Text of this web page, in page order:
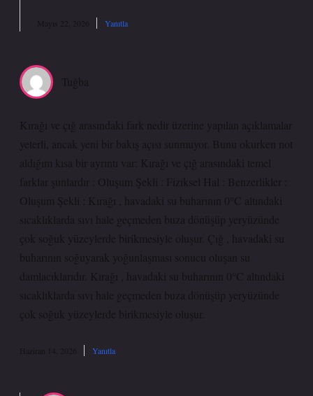
Mayıs 22, 2026 Yanıtla
Tuğba
Kırağı ve çığ arasındaki fark nedir üzerine yapılan açıklamalar
yeterli, ancak yeni bir bakış açısı sunmuyor. Bunu okurken not
aldığım kısa bir ayrıntı var: Kırağı ve çığ arasındaki temel
farklar şunlardır : Oluşum Şekli : Fiziksel Hal : Benzerlikler :
Oluşum Şekli : Kırağı , havadaki su buharının 0°C altındaki
sıcaklıklarda sıvı hale geçmeden buza dönüşüp yeryüzünde
çok soğuk yüzeylerde birikmesiyle oluşur. Çığ , havadaki su
buharının soğuyarak yoğunlaşması sonucu oluşan su
damlacıklarıdır. Kırağı , havadaki su buharının 0°C altındaki
sıcaklıklarda sıvı hale geçmeden buza dönüşüp yeryüzünde
çok soğuk yüzeylerde birikmesiyle oluşur.
Haziran 14, 2026 Yanıtla